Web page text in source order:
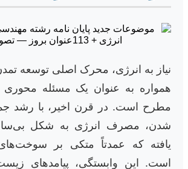
نیاز به انرژی، محرک اصلی توسعه
همواره به عنوان یک مسئله محوری
مطرح است. در قرن اخیر، با رشد
شدن، مصرف انرژی به شکل
یافته که عمدتاً متکی بر
است. این وابستگی، پیامدهای